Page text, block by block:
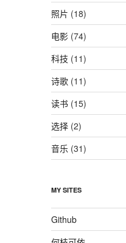
照片 (18)
电影(74)
科技 (11)
诗歌(11)
读书(15)
选择(2)
音乐 (31)
MY SITES
Github